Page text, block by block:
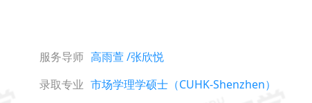
服务导师 高雨萱/张欣悦
录取专业 市场学理学硕士（CUHK-Shenzhen）